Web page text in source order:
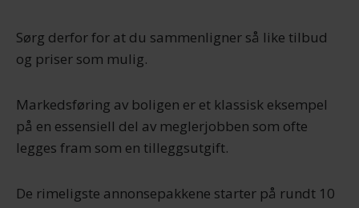
Sørg derfor for at du sammenligner så like tilbud
og priser som mulig.
Markedsføring av boligen er et klassisk eksempel
på en essensiell del av meglerjobben som ofte
legges fram som en tilleggsutgift.
De rimeligste annonsepakkene starter på rundt 10